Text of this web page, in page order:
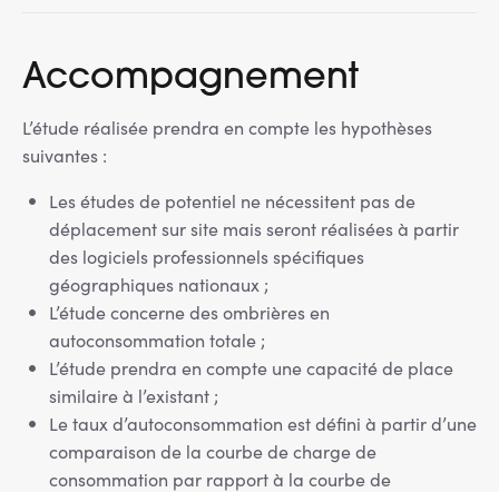
Accompagnement
L’étude réalisée prendra en compte les hypothèses
suivantes :
Les études de potentiel ne nécessitent pas de
déplacement sur site mais seront réalisées à partir
des logiciels professionnels spécifiques
géographiques nationaux ;
L’étude concerne des ombrières en
autoconsommation totale ;
L’étude prendra en compte une capacité de place
similaire à l’existant ;
Le taux d’autoconsommation est défini à partir d’une
comparaison de la courbe de charge de
consommation par rapport à la courbe de